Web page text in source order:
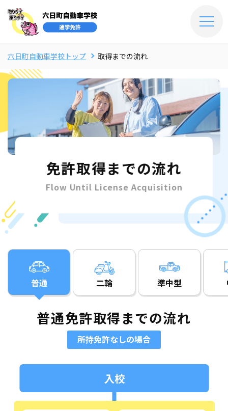
免許取得までの流れ
Flow Until License Acquisition
六日町自動車学校トップ 取得までの流れ
普通 二輪 準中型
普通免許取得までの流れ
所持免許なしの場合